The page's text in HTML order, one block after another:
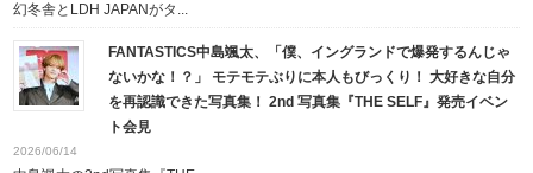
幻冬舎とLDH JAPANがタ...
FANTASTICS中島颯太、「僕、イングランドで爆発するんじゃ
ないかな！？」 モテモテぶりに本人もびっくり！ 大好きな自分
を再認識できた写真集！ 2nd 写真集『THE SELF』発売イベン
ト会見
2026/06/14